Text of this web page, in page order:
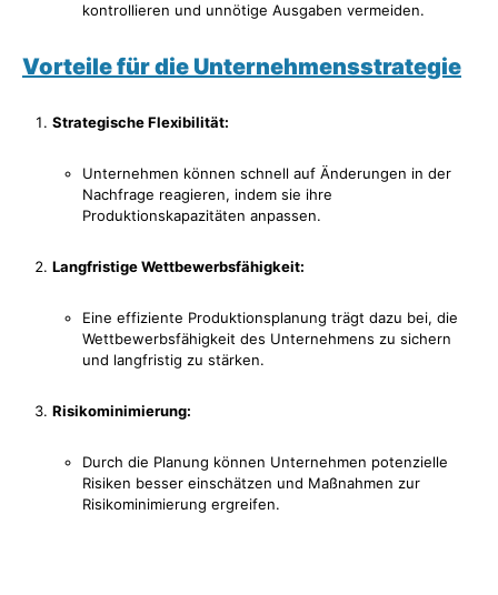
kontrollieren und unnötige Ausgaben vermeiden.
Vorteile für die Unternehmensstrategie
Strategische Flexibilität:
Unternehmen können schnell auf Änderungen in der
Nachfrage reagieren, indem sie ihre
Produktionskapazitäten anpassen.
Langfristige Wettbewerbsfähigkeit:
Eine effiziente Produktionsplanung trägt dazu bei, die
Wettbewerbsfähigkeit des Unternehmens zu sichern
und langfristig zu stärken.
Risikominimierung:
Durch die Planung können Unternehmen potenzielle
Risiken besser einschätzen und Maßnahmen zur
Risikominimierung ergreifen.